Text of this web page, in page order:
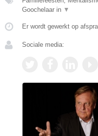
Goochelaar in ▼
Er wordt gewerkt op
Sociale media: